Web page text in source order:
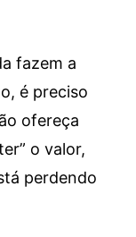
fazem a
é preciso
ofereça
o valor,
perdendo